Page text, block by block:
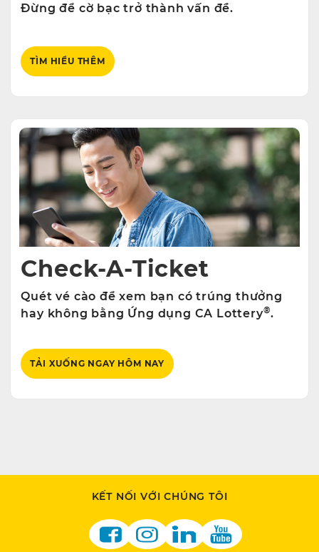
Đừng để cờ bạc trở thành vấn đề.
TÌM HIỂU THÊM
Check-A-Ticket
Quét vé cào để xem bạn có trúng thưởng
hay không bằng Ứng dụng CA Lottery®.
TẢI XUỐNG NGAY HÔM NAY
KẾT NỐI VỚI CHÚNG TÔI